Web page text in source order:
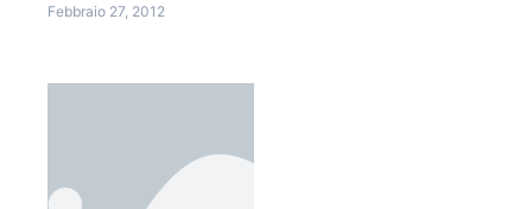
Febbraio 27, 2012